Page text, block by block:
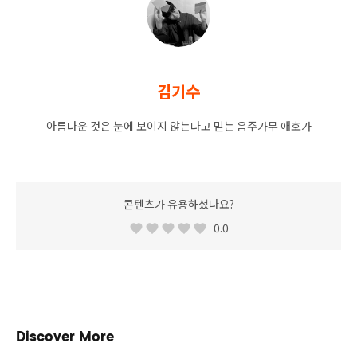
김기수
아름다운 것은 눈에 보이지 않는다고 믿는 음주가무 애호가
콘텐츠가 유용하셨나요?
0.0
Discover More